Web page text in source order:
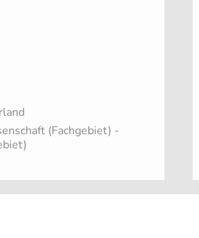
(Fachgebiet) -